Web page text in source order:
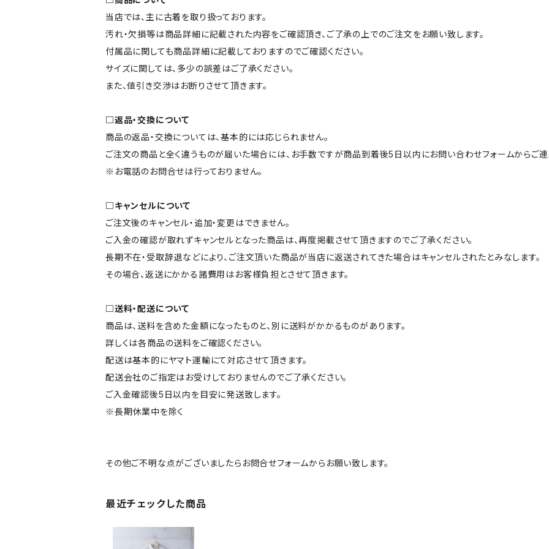
当店では、主に古着を取り扱っております。
汚れ・欠損等は商品詳細に記載された内容をご確認頂き、ご了承の上でのご注文をお願い致します。
付属品に関しても商品詳細に記載しておりますのでご確認ください。
サイズに関しては、多少の誤差はご了承ください。
また、値引き交渉はお断りさせて頂きます。
□返品・交換について
商品の返品・交換については、基本的には応じられません。
ご注文の商品と全く違うものが届いた場合には、お手数ですが商品到着後5日以内にお問い合わせフォームからご連
※お電話のお問合せは行っておりません。
□キャンセルについて
ご注文後のキャンセル・追加・変更はできません。
ご入金の確認が取れずキャンセルとなった商品は、再度掲載させて頂きますのでご了承ください。
長期不在・受取辞退などにより、ご注文頂いた商品が当店に返送されてきた場合はキャンセルされたとみなします。
その場合、返送にかかる諸費用はお客様負担とさせて頂きます。
□送料・配送について
商品は、送料を含めた金額になったものと、別に送料がかかるものがあります。
詳しくは各商品の送料をご確認ください。
配送は基本的にヤマト運輸にて対応させて頂きます。
配送会社のご指定はお受けしておりませんのでご了承ください。
ご入金確認後5日以内を目安に発送致します。
※長期休業中を除く
その他ご不明な点がございましたらお問合せフォームからお願い致します。
最近チェックした商品